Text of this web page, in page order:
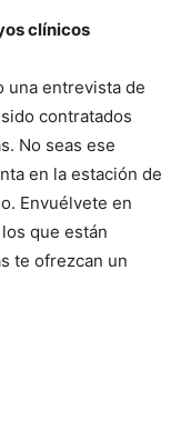
.
clínicos
una entrevista de
contratados
No seas ese
en la estación de
Envuélvete en
que están
te ofrezcan un